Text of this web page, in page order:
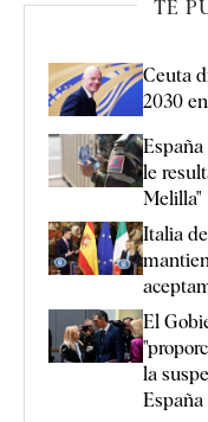
TE
Ceuta
2030
España
le
Melilla"
Italia
El
la
España